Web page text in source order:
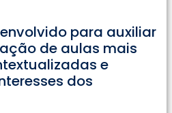
para auxiliar
de aulas mais
e
dos